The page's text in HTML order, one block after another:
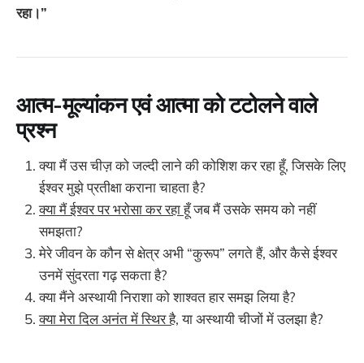
रहा।”
आत्म-मूल्यांकन एवं आत्मा को टटोलने वाले
प्रश्न
क्या मैं उस चीज़ को जल्दी लाने की कोशिश कर रहा हूँ, जिसके लिए
ईश्वर मुझे प्रतीक्षा कराना चाहता है?
क्या मैं ईश्वर पर भरोसा कर रहा हूँजब मैं उसके समय को नहीं
समझता?
मेरे जीवन के कौन से क्षेत्र अभी “कुरूप” लगते हैं, और कैसे ईश्वर
उनमें सुंदरता गढ़ सकता है?
क्या मैंने अस्थायी निराशा को शाश्वत हार समझ लिया है?
क्या मेरा दिल अनंत में स्थिर है, या अस्थायी चीजों में उलझा है?